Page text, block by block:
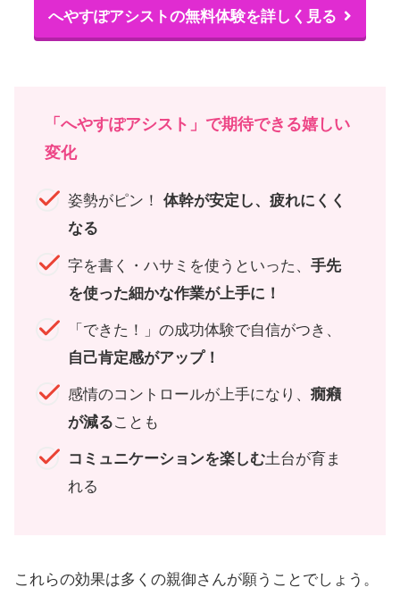
へやすぽアシストの無料体験を詳しく見る
「へやすぽアシスト」で期待できる嬉しい
変化
姿勢がピン！ 体幹が安定し、疲れにくく
なる
字を書く・ハサミを使うといった、 手先
を使った細かな作業が上手に！
「できた！」の成功体験で自信がつき、
自己肯定感がアップ！
感情のコントロールが上手になり、癇癪
が減ることも
コミュニケーションを楽しむ土台が育ま
れる
これらの効果は多くの親御さんが願うことでしょう。